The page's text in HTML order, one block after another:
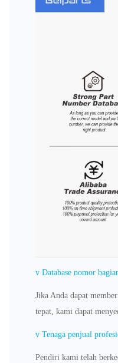
v Database nomor
Jika Anda dapat
tepat, kami dapat
v Tenaga penjual
Pendiri kami telah